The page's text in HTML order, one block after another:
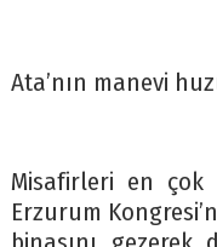
Ata’nın manevi
Misafirleri en çok
Erzurum